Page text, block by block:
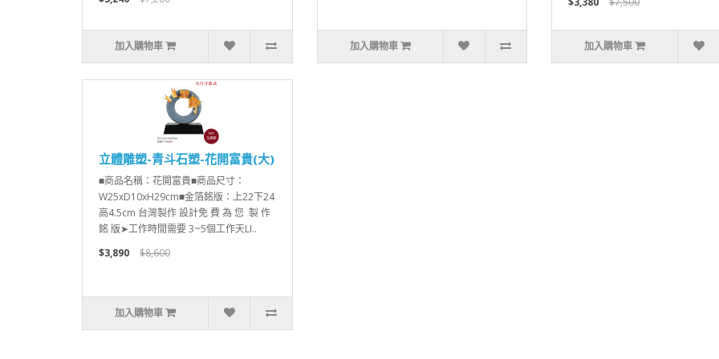
加入購物車 加入購物車 加入購物車
立體雕塑-青斗石塑-花開富貴(大)
■商品名稱：花開富貴■商品尺寸：
W25xD10xH29cm■金箔銘版：上22下24
高4.5cm 台灣製作 設計免 費 為 您 製 作
銘 版➤工作時間需要 3~5個工作天LI..
$3,890
$8,600
加入購物車